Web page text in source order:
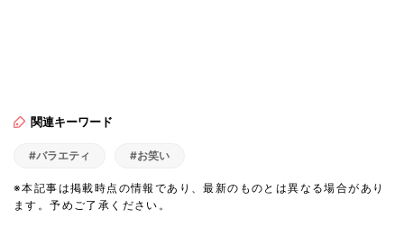
関連キーワード
#バラエティ #お笑い
※本記事は掲載時点の情報であり、最新のものとは異なる場合があり
ます。予めご了承ください。